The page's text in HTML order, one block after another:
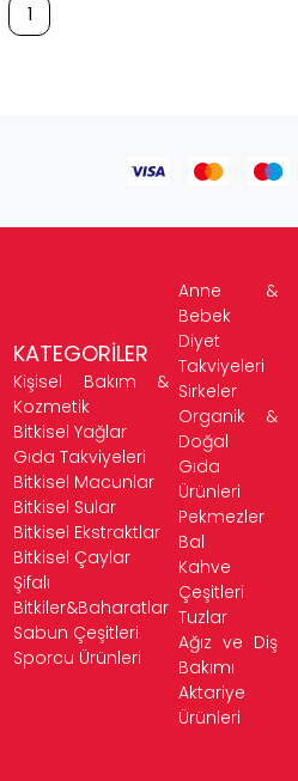
1
KATEGORİLER
Kişisel Bakım &
Kozmetik
Bitkisel Yağlar
Gıda Takviyeleri
Bitkisel Macunlar
Bitkisel Sular
Bitkisel Ekstraktlar
Bitkisel Çaylar
Şifalı
Bitkiler&Baharatlar
Sabun Çeşitleri
Sporcu Ürünleri
Anne &
Bebek
Diyet
Takviyeleri
Sirkeler
Organik &
Doğal
Gıda
Ürünleri
Pekmezler
Bal
Kahve
Çeşitleri
Tuzlar
Ağız ve Diş
Bakımı
Aktariye
Ürünleri